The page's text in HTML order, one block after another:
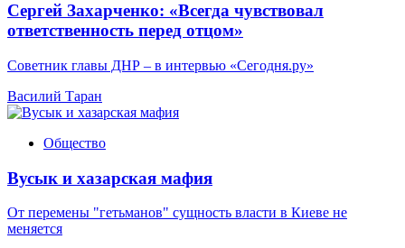
Сергей Захарченко: «Всегда чувствовал
ответственность перед отцом»
Советник главы ДНР – в интервью «Сегодня.ру»
Василий Таран
Общество
Вусык и хазарская мафия
От перемены "гетьманов" сущность власти в Киеве не
меняется